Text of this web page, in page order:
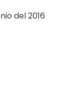
del 2016